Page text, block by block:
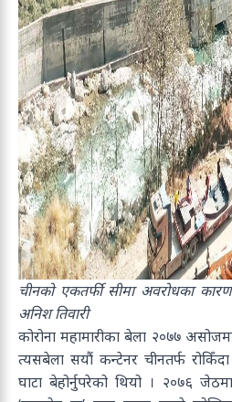
चीनको एकतर्फी सीमा अवरोधका
अनिश तिवारी
कोरोना महामारीका बेला २०७७
त्यसबेला सयौं कन्टेनर चीनतर्फ रोकिँदा
घाटा बेहोर्नुपरेको थियो । २०७६